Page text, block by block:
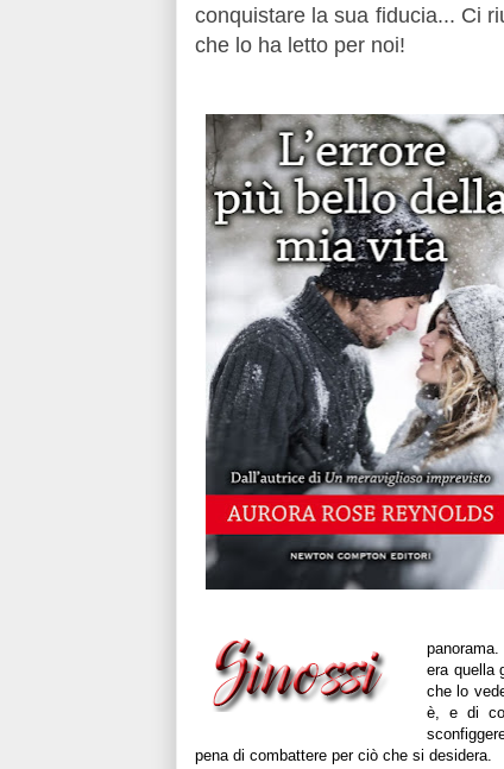
conquistare la sua fiducia... Ci
che lo ha letto per noi!
era quella
che lo
è, e di
pena di combattere per ciò che si desidera.